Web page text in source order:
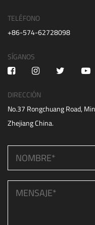
TELÉFONO
+86-574-62728098
SÍGANOS
DIRECCIÓN
No.37 Rongchuang Road,
Zhejiang China.